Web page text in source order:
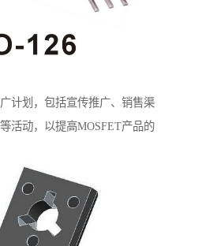
计划，包括宣传推广、销售渠
活动，以提高MOSFET产品的